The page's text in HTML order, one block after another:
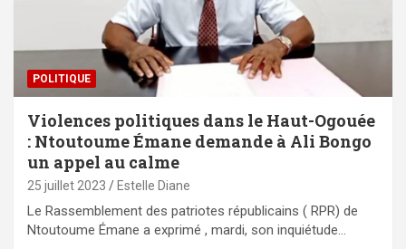
POLITIQUE
Violences politiques dans le Haut-Ogouée
: Ntoutoume Émane demande à Ali Bongo
un appel au calme
25 juillet 2023 Estelle Diane
Le Rassemblement des patriotes républicains ( RPR) de
Ntoutoume Émane a exprimé , mardi, son inquiétude…